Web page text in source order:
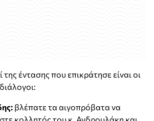
της έντασης που επικράτησε είναι οι
βλέπατε τα αιγοπρόβατα να
κολλητός του κ. Ανδρουλάκη και